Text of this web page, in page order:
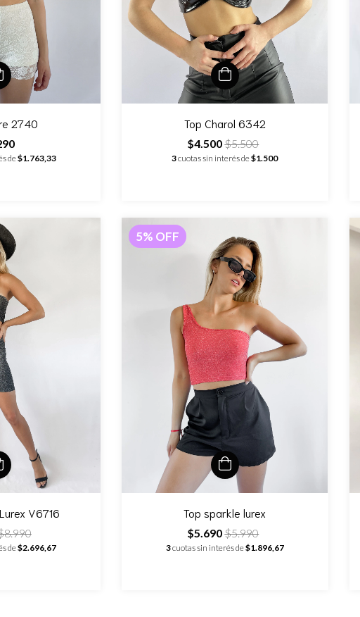
2740
de$1.763,33
Top Charol 6342
$4.500$5.500
3cuotas sin interés de$1.500
V6716
de$2.696,67
5% OFF
Top sparkle lurex
$5.690$5.990
3cuotas sin interés de$1.896,67